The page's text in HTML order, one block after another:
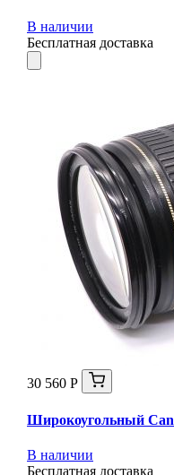
В наличии
Бесплатная доставка
30 560 Р
Широкоугольный
В наличии
Бесплатная доставка